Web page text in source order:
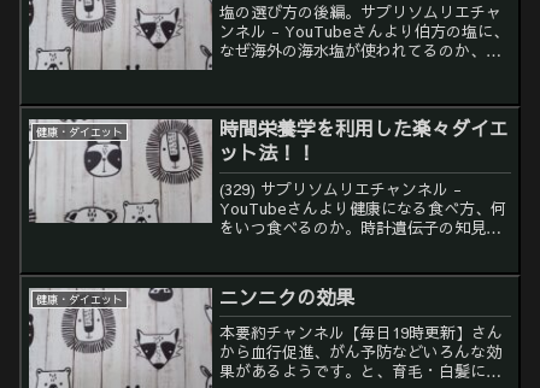
塩の選び方の後編。サプリソムリエチャ
ンネル - YouTubeさんより伯方の塩に、
なぜ海外の海水塩が使われてるのか、は
ママースも同じくで、自然塩復興運動が
実り「再生加工...
健康・ダイエット
時間栄養学を利用した楽々ダイエ
ット法！！
(329) サプリソムリエチャンネル -
YouTubeさんより健康になる食べ方、何
をいつ食べるのか。時計遺伝子の知見を
私も朝食食べるようになって痩せやすく
なりましたー...
健康・ダイエット ニンニクの効果
本要約チャンネル【毎日19時更新】さん
から血行促進、がん予防などいろんな効
果があるようです。と、育毛・白髪にも